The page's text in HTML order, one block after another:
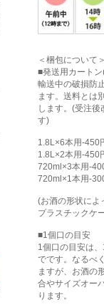
＜梱包について
■発送用カート
輸送中の破損防
ます。送料とは
します。(受注
す)
1.8L×6本用-
1.8L×2本用-
720ml×3本用-
720ml×1本用-
(お酒の形状によ
プラスチックケ
■1個口の目安
1個口の目安は
でです。なるべ
ますが、お酒の
合やサイズオー
ります。